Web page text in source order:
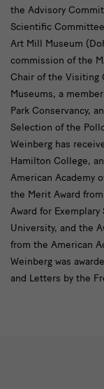
the Advisory
Scientific
Art Mill Museum
commission of the
Chair of the Visiting
Museums, a
Park Conservancy,
Selection of the
Weinberg has
Hamilton College,
American Academy
the Merit Award
Award for
University, and the
from the American
Weinberg was
and Letters by the